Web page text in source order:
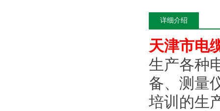
详细介绍
天津市电
生产各种
备、测量
培训的生